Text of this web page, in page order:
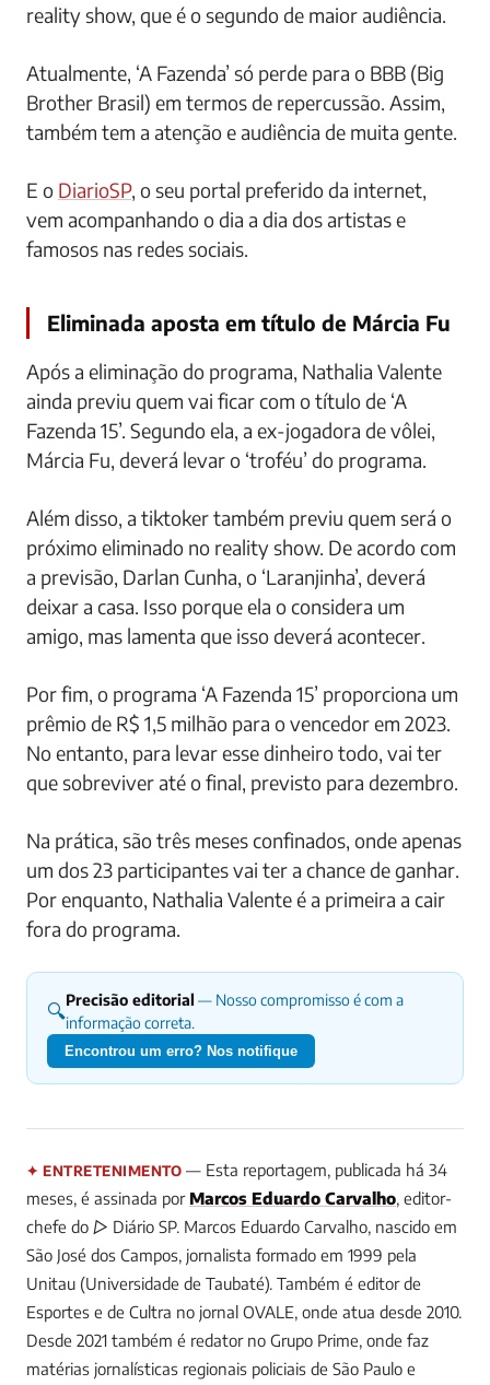
reality show, que é o segundo de maior audiência.
Atualmente, ‘A Fazenda’ só perde para o BBB (Big
Brother Brasil) em termos de repercussão. Assim,
também tem a atenção e audiência de muita gente.
E o DiarioSP, o seu portal preferido da internet,
vem acompanhando o dia a dia dos artistas e
famosos nas redes sociais.
Eliminada aposta em título de Márcia Fu
Após a eliminação do programa, Nathalia Valente
ainda previu quem vai ficar com o título de ‘A
Fazenda 15’. Segundo ela, a ex-jogadora de vôlei,
Márcia Fu, deverá levar o ‘troféu’ do programa.
Além disso, a tiktoker também previu quem será o
próximo eliminado no reality show. De acordo com
a previsão, Darlan Cunha, o ‘Laranjinha’, deverá
deixar a casa. Isso porque ela o considera um
amigo, mas lamenta que isso deverá acontecer.
Por fim, o programa ‘A Fazenda 15’ proporciona um
prêmio de R$ 1,5 milhão para o vencedor em 2023.
No entanto, para levar esse dinheiro todo, vai ter
que sobreviver até o final, previsto para dezembro.
Na prática, são três meses confinados, onde apenas
um dos 23 participantes vai ter a chance de ganhar.
Por enquanto, Nathalia Valente é a primeira a cair
fora do programa.
🔍Precisão editorial — Nosso compromisso é com a
informação correta.
Encontrou um erro? Nos notifique
✦ ENTRETENIMENTO — Esta reportagem, publicada há 34
meses, é assinada por Marcos Eduardo Carvalho , editor-
chefe do ▷ Diário SP. Marcos Eduardo Carvalho, nascido em
São José dos Campos, jornalista formado em 1999 pela
Unitau (Universidade de Taubaté). Também é editor de
Esportes e de Cultra no jornal OVALE, onde atua desde 2010.
Desde 2021 também é redator no Grupo Prime, onde faz
matérias jornalísticas regionais policiais de São Paulo e